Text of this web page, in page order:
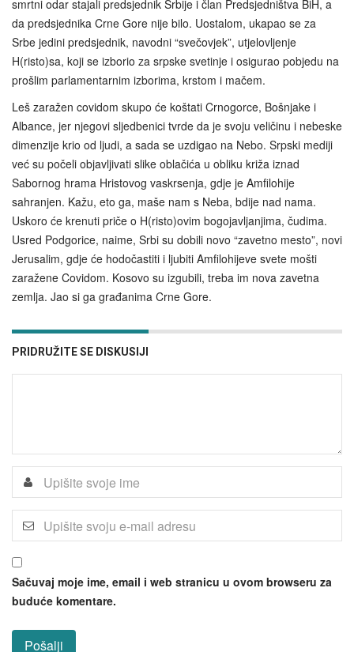
smrtni odar stajali predsjednik Srbije i član Predsjedništva BiH, a
da predsjednika Crne Gore nije bilo. Uostalom, ukapao se za
Srbe jedini predsjednik, navodni “svečovjek”, utjelovljenje
H(risto)sa, koji se izborio za srpske svetinje i osigurao pobjedu na
prošlim parlamentarnim izborima, krstom i mačem.
Leš zaražen covidom skupo će koštati Crnogorce, Bošnjake i
Albance, jer njegovi sljedbenici tvrde da je svoju veličinu i nebeske
dimenzije krio od ljudi, a sada se uzdigao na Nebo. Srpski mediji
već su počeli objavljivati slike oblačića u obliku križa iznad
Sabornog hrama Hristovog vaskrsenja, gdje je Amfilohije
sahranjen. Kažu, eto ga, maše nam s Neba, bdije nad nama.
Uskoro će krenuti priče o H(risto)ovim bogojavljanjima, čudima.
Usred Podgorice, naime, Srbi su dobili novo “zavetno mesto”, novi
Jerusalim, gdje će hodočastiti i ljubiti Amfilohijeve svete mošti
zaražene Covidom. Kosovo su izgubili, treba im nova zavetna
zemlja. Jao si ga građanima Crne Gore.
PRIDRUŽITE SE DISKUSIJI
Sačuvaj moje ime, email i web stranicu u ovom browseru za
buduće komentare.